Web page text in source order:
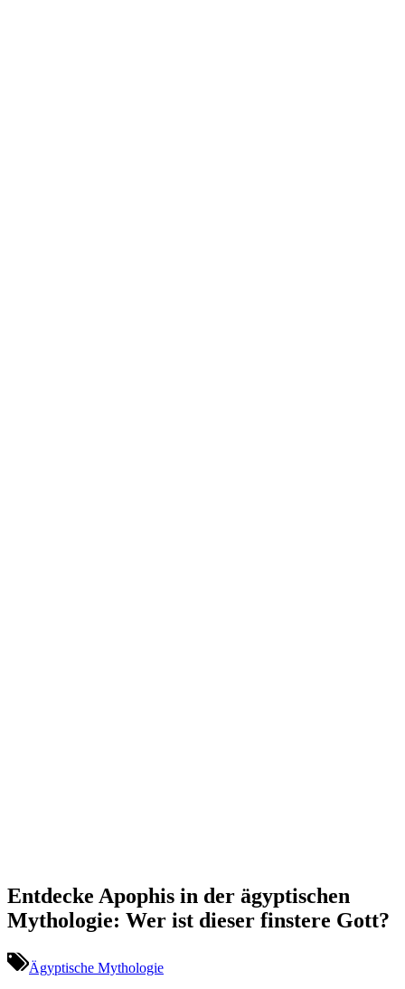
Entdecke Apophis in der ägyptischen
Mythologie: Wer ist dieser finstere Gott?
Ägyptische Mythologie